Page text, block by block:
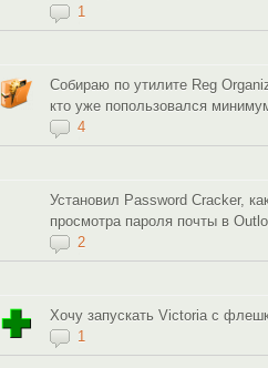
1
Собираю по утилите Reg
кто уже попользовался
4
Установил Password Cracker,
просмотра пароля почты в
2
Хочу запускать Victoria с
1